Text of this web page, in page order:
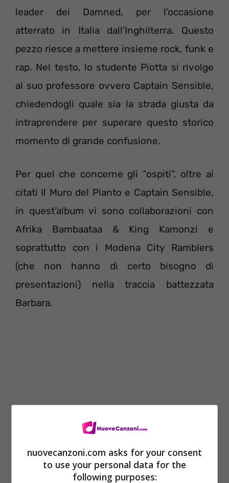
leader dei Damned, per l’occasione
atterrato in Italia dall’Inghilterra. Questo
pezzo riesce a mettere insieme rock, funk e
rap. Nel testo, lo studente Piotta si rivolge
al suo professore ovvero Captain Sensible,
chiedendogli quale sia la strada giusta da
intraprendere per superare questo storico
momento di grande confusione.
Per quel che concerne gli “ospiti”, oltre ai
citati Il Muro del Pianto e Captain Sensible,
in quest’album vi sono collaborazioni con
Afrika Bambaataa & King Kamonzi e
soprattutto con i Modena City Ramblers
(che non hanno di certo bisogno di
presentazioni) nella traccia battezzata
Barbara.
Appena dopo l’immagine relativa alla
nuovecanzoni.com asks for your consent
to use your personal data for the
following purposes: